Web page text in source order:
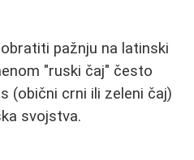
pažnju na latinski
"ruski čaj" često
(obični crni ili zeleni čaj)
svojstva.